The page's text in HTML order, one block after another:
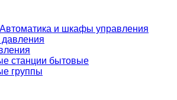
Автоматика и шкафы управления
давления
станции бытовые
группы